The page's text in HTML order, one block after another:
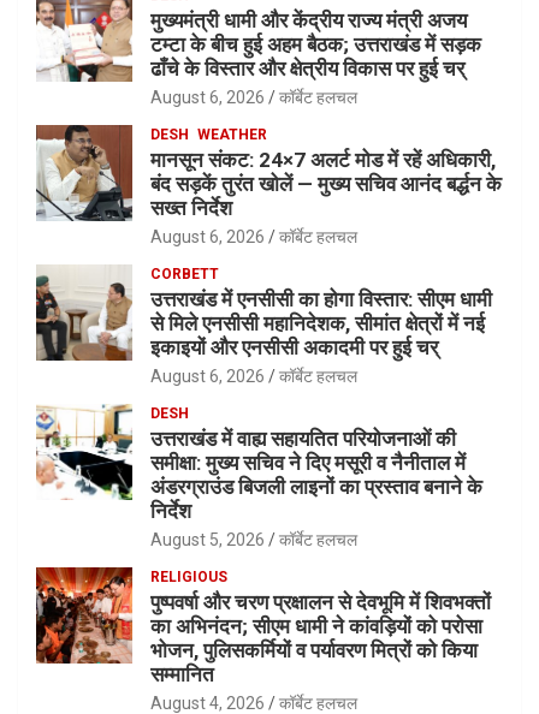
मुख्यमंत्री धामी और केंद्रीय राज्य मंत्री अजय
टम्टा के बीच हुई अहम बैठक; उत्तराखंड में सड़क
ढाँचे के विस्तार और क्षेत्रीय विकास पर हुई चर्
August 6, 2026 कॉर्बेट हलचल
DESH WEATHER
मानसून संकट: 24×7 अलर्ट मोड में रहें अधिकारी,
बंद सड़कें तुरंत खोलें — मुख्य सचिव आनंद बर्द्धन के
सख्त निर्देश
August 6, 2026 कॉर्बेट हलचल
CORBETT
उत्तराखंड में एनसीसी का होगा विस्तार: सीएम धामी
से मिले एनसीसी महानिदेशक, सीमांत क्षेत्रों में नई
इकाइयों और एनसीसी अकादमी पर हुई चर्
August 6, 2026 कॉर्बेट हलचल
DESH
उत्तराखंड में वाह्य सहायतित परियोजनाओं की
समीक्षा: मुख्य सचिव ने दिए मसूरी व नैनीताल में
अंडरग्राउंड बिजली लाइनों का प्रस्ताव बनाने के
निर्देश
August 5, 2026 कॉर्बेट हलचल
RELIGIOUS
पुष्पवर्षा और चरण प्रक्षालन से देवभूमि में शिवभक्तों
का अभिनंदन; सीएम धामी ने कांवड़ियों को परोसा
भोजन, पुलिसकर्मियों व पर्यावरण मित्रों को किया
सम्मानित
August 4, 2026 कॉर्बेट हलचल